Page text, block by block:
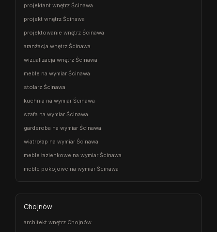
projektant wnętrz Ścinawa
projekt wnętrz Ścinawa
projektowanie wnętrz Ścinawa
aranżacja wnętrz Ścinawa
wizualizacja wnętrz Ścinawa
meble na wymiar Ścinawa
stolarz Ścinawa
kuchnia na wymiar Ścinawa
szafa na wymiar Ścinawa
garderoba na wymiar Ścinawa
wiatrołap na wymiar Ścinawa
meble łazienkowe na wymiar Ścinawa
meble pokojowe na wymiar Ścinawa
Chojnów
architekt wnętrz Chojnów